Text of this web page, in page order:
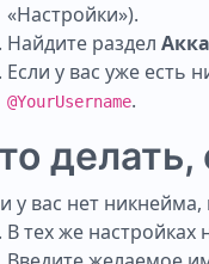
«Настройки»).
Найдите раздел
Если у вас уже есть
@YourUsername.
делать,
у вас нет
В тех же